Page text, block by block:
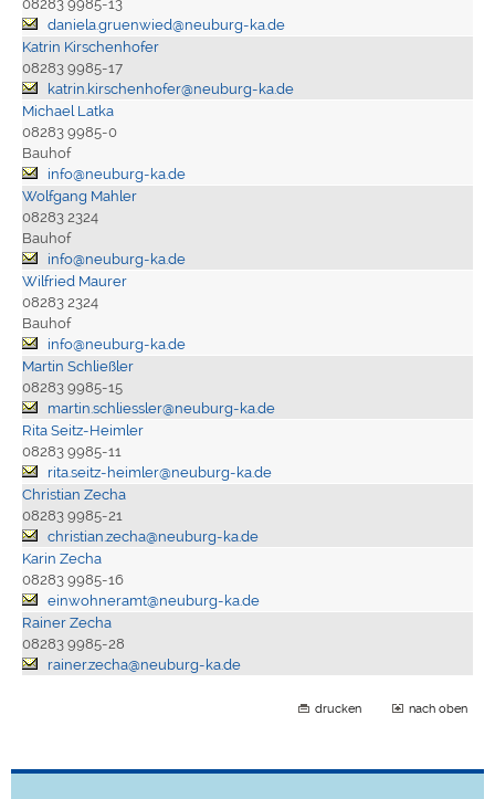
08283 9985-13
daniela.gruenwied@neuburg-ka.de
Katrin Kirschenhofer
08283 9985-17
katrin.kirschenhofer@neuburg-ka.de
Michael Latka
08283 9985-0
Bauhof
info@neuburg-ka.de
Wolfgang Mahler
08283 2324
Bauhof
info@neuburg-ka.de
Wilfried Maurer
08283 2324
Bauhof
info@neuburg-ka.de
Martin Schließler
08283 9985-15
martin.schliessler@neuburg-ka.de
Rita Seitz-Heimler
08283 9985-11
rita.seitz-heimler@neuburg-ka.de
Christian Zecha
08283 9985-21
christian.zecha@neuburg-ka.de
Karin Zecha
08283 9985-16
einwohneramt@neuburg-ka.de
Rainer Zecha
08283 9985-28
rainer.zecha@neuburg-ka.de
drucken nach oben